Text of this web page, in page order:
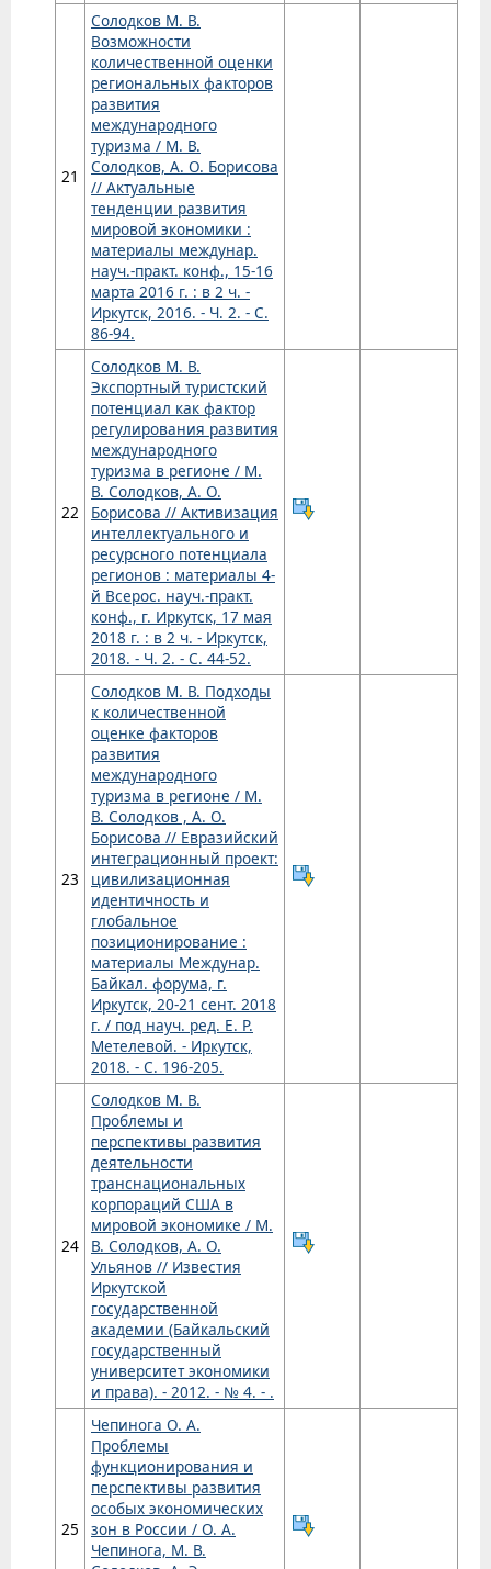
21
Солодков М. В.
Возможности
количественной оценки
региональных факторов
развития
международного
туризма / М. В.
Солодков, А. О. Борисова
// Актуальные
тенденции развития
мировой экономики :
материалы междунар.
науч.-практ. конф., 15-16
марта 2016 г. : в 2 ч. -
Иркутск, 2016. - Ч. 2. - С.
86-94.
22
Солодков М. В.
Экспортный туристский
потенциал как фактор
регулирования развития
международного
туризма в регионе / М.
В. Солодков, А. О.
Борисова // Активизация
интеллектуального и
ресурсного потенциала
регионов : материалы 4-
й Всерос. науч.-практ.
конф., г. Иркутск, 17 мая
2018 г. : в 2 ч. - Иркутск,
2018. - Ч. 2. - С. 44-52.
23
Солодков М. В. Подходы
к количественной
оценке факторов
развития
международного
туризма в регионе / М.
В. Солодков , А. О.
Борисова // Евразийский
интеграционный проект:
цивилизационная
идентичность и
глобальное
позиционирование :
материалы Междунар.
Байкал. форума, г.
Иркутск, 20-21 сент. 2018
г. / под науч. ред. Е. Р.
Метелевой. - Иркутск,
2018. - С. 196-205.
24
Солодков М. В.
Проблемы и
перспективы развития
деятельности
транснациональных
корпораций США в
мировой экономике / М.
В. Солодков, А. О.
Ульянов // Известия
Иркутской
государственной
академии (Байкальский
государственный
университет экономики
и права). - 2012. - № 4. - .
25
Чепинога О. А.
Проблемы
функционирования и
перспективы развития
особых экономических
зон в России / О. А.
Чепинога, М. В.